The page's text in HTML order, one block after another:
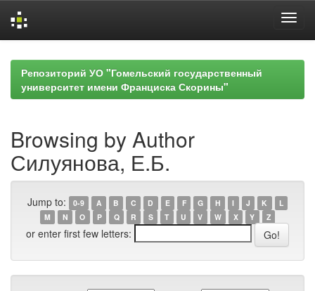
navigationРепозиторий УО "Гомельский государственный
университет имени Франциска Скорины"
Browsing by Author
Силуянова, Е.Б.
Jump to: 0-9 A B C D E F G H I J K
L
M
N O P Q R S T U V W X Y Z
or enter first few letters: